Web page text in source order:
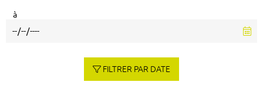
à
FILTRER PAR DATE